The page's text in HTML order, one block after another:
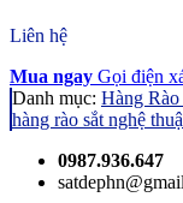
Liên hệ
Mua ngay Gọi điện
Danh mục: Hàng
hàng rào sắt nghệ
0987.936.647